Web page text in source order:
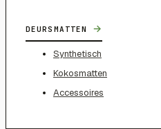
DEURSMATTEN →
Synthetisch
Kokosmatten
Accessoires